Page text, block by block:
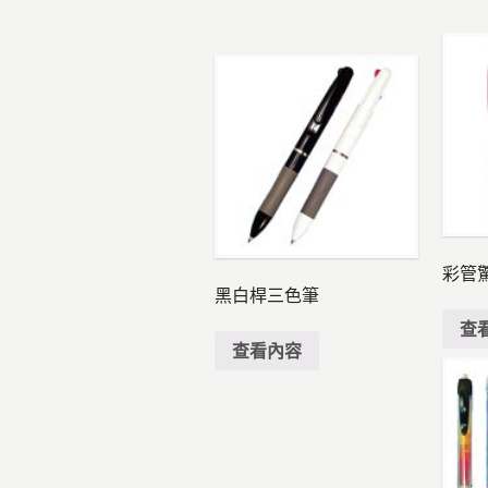
黑白桿三色筆
查看內容
彩管
查